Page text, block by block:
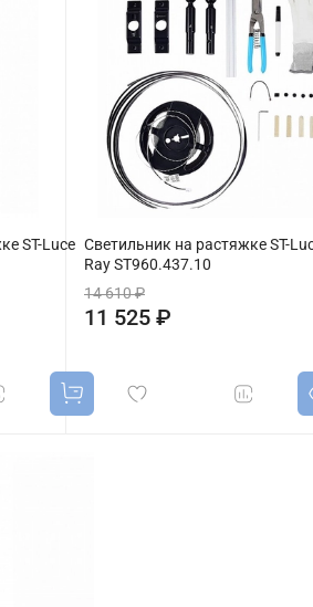
ST-Luce Светильник на растяжке ST-
Ray ST960.437.10
14 610 ₽
11 525 ₽